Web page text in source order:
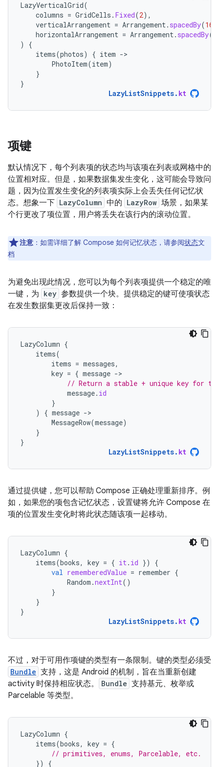
LazyVerticalGrid(
columns = GridCells . Fixed(2),
verticalArrangement = Arrangement. spacedBy(16.
horizontalArrangement = Arrangement. spacedBy(
)
{
items(photos) { item -
PhotoItem(item)
}
}
LazyListSnippets. kt
项键
默认情况下，每个列表项的状态均与该项在列表或网格中的
位置相对应。但是，如果数据集发生变化，这可能会导致问
题，因为位置发生变化的列表项实际上会丢失任何记忆状
态。想象一下 LazyColumn 中的 LazyRow 场景，如果某
个行更改了项位置，用户将丢失在该行内的滚动位置。
注意 ： 如需详细了解 Compose 如何记忆状态，请参阅状态文
档
为避免出现此情况，您可以为每个列表项提供一个稳定的唯
一键，为 key 参数提供一个块。提供稳定的键可使项状态
在发生数据集更改后保持一致：
LazyColumn {
items(
items = messages,
key = { message -
// Return a stable + unique key for
message. id
}
)
{ message -
MessageRow(message)
}
}
LazyListSnippets. kt
通过提供键，您可以帮助 Compose 正确处理重新排序。例
如，如果您的项包含记忆状态，设置键将允许 Compose 在
项的位置发生变化时将此状态随该项一起移动。
LazyColumn {
items(books, key = { it. id })
{
val rememberedValue = remember {
Random .nextInt()
}
}
}
LazyListSnippets. kt
不过，对于可用作项键的类型有一条限制。键的类型必须受
Bundle 支持，这是 Android 的机制，旨在当重新创建
activity 时保持相应状态。
Bundle 支持基元、枚举或
Parcelable 等类型。
LazyColumn {
items(books, key = {
// primitives, enums, Parcelable, etc.
})
{